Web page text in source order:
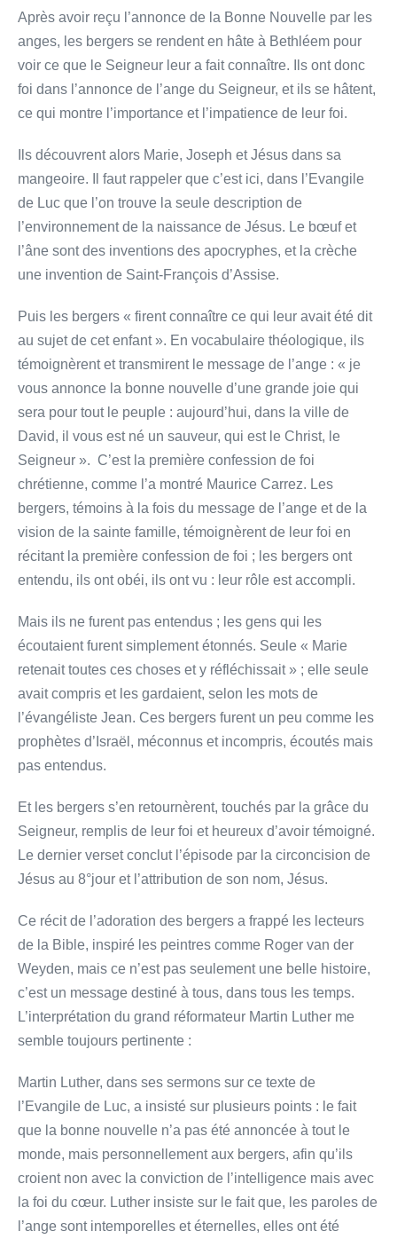
Après avoir reçu l’annonce de la Bonne Nouvelle par les
anges, les bergers se rendent en hâte à Bethléem pour
voir ce que le Seigneur leur a fait connaître. Ils ont donc
foi dans l’annonce de l’ange du Seigneur, et ils se hâtent,
ce qui montre l’importance et l’impatience de leur foi.
Ils découvrent alors Marie, Joseph et Jésus dans sa
mangeoire. Il faut rappeler que c’est ici, dans l’Evangile
de Luc que l’on trouve la seule description de
l’environnement de la naissance de Jésus. Le bœuf et
l’âne sont des inventions des apocryphes, et la crèche
une invention de Saint-François d’Assise.
Puis les bergers « firent connaître ce qui leur avait été dit
au sujet de cet enfant ». En vocabulaire théologique, ils
témoignèrent et transmirent le message de l’ange : « je
vous annonce la bonne nouvelle d’une grande joie qui
sera pour tout le peuple : aujourd’hui, dans la ville de
David, il vous est né un sauveur, qui est le Christ, le
Seigneur ». C’est la première confession de foi
chrétienne, comme l’a montré Maurice Carrez. Les
bergers, témoins à la fois du message de l’ange et de la
vision de la sainte famille, témoignèrent de leur foi en
récitant la première confession de foi ; les bergers ont
entendu, ils ont obéi, ils ont vu : leur rôle est accompli.
Mais ils ne furent pas entendus ; les gens qui les
écoutaient furent simplement étonnés. Seule « Marie
retenait toutes ces choses et y réfléchissait » ; elle seule
avait compris et les gardaient, selon les mots de
l’évangéliste Jean. Ces bergers furent un peu comme les
prophètes d’Israël, méconnus et incompris, écoutés mais
pas entendus.
Et les bergers s’en retournèrent, touchés par la grâce du
Seigneur, remplis de leur foi et heureux d’avoir témoigné.
Le dernier verset conclut l’épisode par la circoncision de
Jésus au 8°jour et l’attribution de son nom, Jésus.
Ce récit de l’adoration des bergers a frappé les lecteurs
de la Bible, inspiré les peintres comme Roger van der
Weyden, mais ce n’est pas seulement une belle histoire,
c’est un message destiné à tous, dans tous les temps.
L’interprétation du grand réformateur Martin Luther me
semble toujours pertinente :
Martin Luther, dans ses sermons sur ce texte de
l’Evangile de Luc, a insisté sur plusieurs points : le fait
que la bonne nouvelle n’a pas été annoncée à tout le
monde, mais personnellement aux bergers, afin qu’ils
croient non avec la conviction de l’intelligence mais avec
la foi du cœur. Luther insiste sur le fait que, les paroles de
l’ange sont intemporelles et éternelles, elles ont été